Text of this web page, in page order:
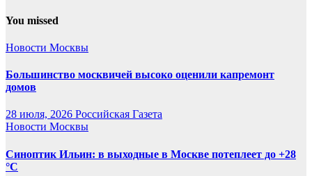
You missed
Новости Москвы
Большинство москвичей высоко оценили капремонт
домов
28 июля, 2026 Российская Газета
Новости Москвы
Синоптик Ильин: в выходные в Москве потеплеет до +28
°C